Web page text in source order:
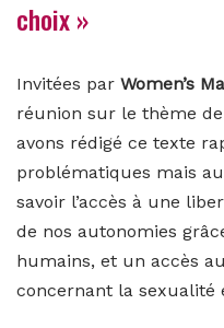
choix »
Invitées par Women’s
réunion sur le thème
avons rédigé ce texte
problématiques mais
savoir l’accès à une
de nos autonomies
humains, et un accès
concernant la sexualité